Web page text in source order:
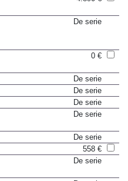
De serie
De serie
De serie
De serie
558 €